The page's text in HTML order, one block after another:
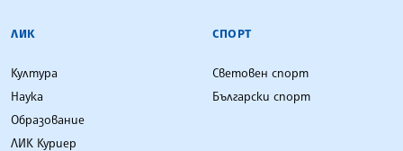
ЛИК
Култура
Наука
Образование
ЛИК Куриер
СПОРТ
Световен спорт
Български спорт